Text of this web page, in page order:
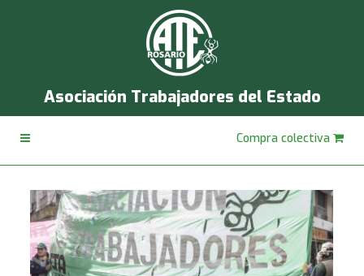
Asociación Trabajadores del Estado
Compra colectiva